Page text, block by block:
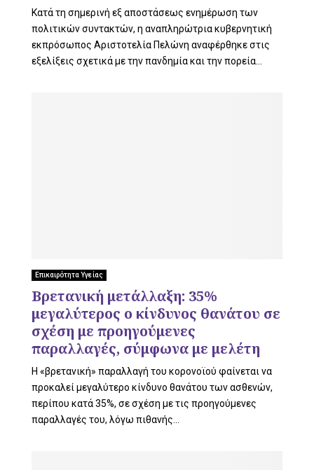
Κατά τη σημερινή εξ αποστάσεως ενημέρωση των
πολιτικών συντακτών, η αναπληρώτρια κυβερνητική
εκπρόσωπος Αριστοτελία Πελώνη αναφέρθηκε στις
εξελίξεις σχετικά με την πανδημία και την πορεία...
Επικαιρότητα Υγείας
Βρετανική μετάλλαξη: 35%
μεγαλύτερος ο κίνδυνος θανάτου σε
σχέση με προηγούμενες
παραλλαγές, σύμφωνα με μελέτη
Η «βρετανική» παραλλαγή του κορονοϊού φαίνεται να
προκαλεί μεγαλύτερο κίνδυνο θανάτου των ασθενών,
περίπου κατά 35%, σε σχέση με τις προηγούμενες
παραλλαγές του, λόγω πιθανής...